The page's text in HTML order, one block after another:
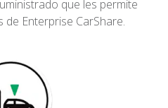
que les permite
Enterprise CarShare.